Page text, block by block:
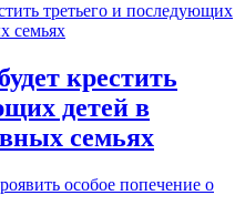
крестить
детей в
семьях
особое попечение о